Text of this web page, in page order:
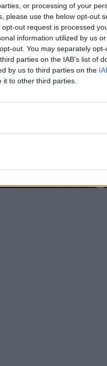
or processing of your
please use the below opt-out
out request is processed
information utilized by us
out. You may separately
parties on the IAB’s list of
by us to third parties on the
to other third parties.